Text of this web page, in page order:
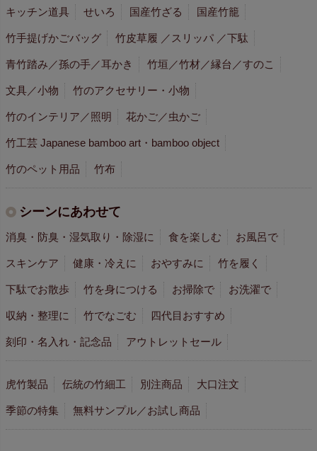
キッチン道具 せいろ 国産竹ざる 国産竹籠
竹手提げかごバッグ 竹皮草履 ／スリッパ ／下駄
青竹踏み／孫の手／耳かき 竹垣／竹材／縁台／すのこ
文具／小物 竹のアクセサリー・小物
竹のインテリア／照明 花かご／虫かご
竹工芸 Japanese bamboo art・bamboo object
竹のペット用品 竹布
シーンにあわせて
消臭・防臭・湿気取り・除湿に 食を楽しむ お風呂で
スキンケア 健康・冷えに おやすみに 竹を履く
下駄でお散歩 竹を身につける お掃除で お洗濯で
収納・整理に 竹でなごむ 四代目おすすめ
刻印・名入れ・記念品 アウトレットセール
虎竹製品 伝統の竹細工 別注商品 大口注文
季節の特集 無料サンプル／お試し商品